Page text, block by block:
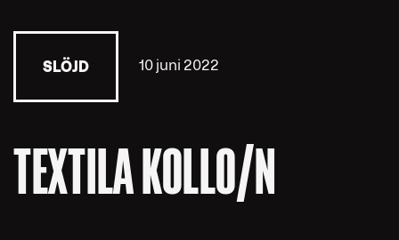
SLÖJD 10 juni 2022
TEXTILA KOLLO/N